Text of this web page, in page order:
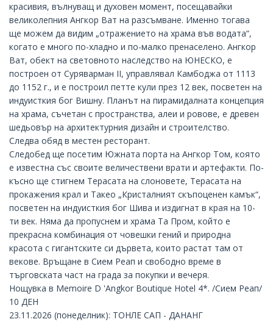
красивия, вълнуващ и духовен момент, посещавайки
великолепния Ангкор Ват на разсъмване. Именно тогава
ще можем да видим „отражението на храма във водата“,
когато е много по-хладно и по-малко пренаселено. Ангкор
Ват, обект на световното наследство на ЮНЕСКО, е
построен от Суряварман II, управлявал Камбоджа от 1113
до 1152 г., и е построил петте кули през 12 век, посветен на
индуисткия бог Вишну. Планът на пирамидалната концепция
на храма, съчетан с пространства, алеи и ровове, е древен
шедьовър на архитектурния дизайн и строителство.
Следва обяд в местен ресторант.
Следобед ще посетим Южната порта на Ангкор Том, която
е известна със своите величествени врати и артефакти. По-
късно ще стигнем Терасата на слоновете, Терасата на
прокажения крал и Такео „Кристалният скъпоценен камък“,
посветен на индуисткия бог Шива и издигнат в края на 10-
ти век. Няма да пропуснем и храма Та Пром, който е
прекрасна комбинация от човешки гений и природна
красота с гигантските си дървета, които растат там от
векове. Връщане в Сием Реап и свободно време в
търговската част на града за покупки и вечеря.
Нощувка в Memoire D 'Angkor Boutique Hotel 4*. /Сием Реап/
10 ДЕН
23.11.2026 (понеделник): ТОНЛЕ САП - ДАНАНГ